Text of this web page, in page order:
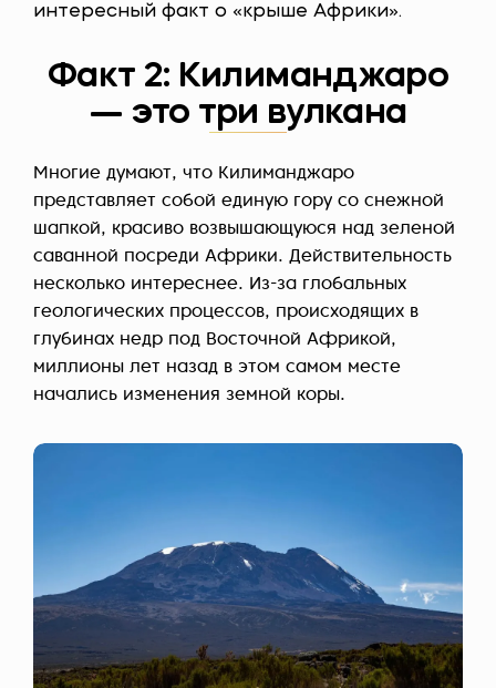
интересный факт о «крыше Африки».
Факт 2: Килиманджаро
— это три вулкана
Многие думают, что Килиманджаро
представляет собой единую гору со снежной
шапкой, красиво возвышающуюся над зеленой
саванной посреди Африки. Действительность
несколько интереснее. Из-за глобальных
геологических процессов, происходящих в
глубинах недр под Восточной Африкой,
миллионы лет назад в этом самом месте
начались изменения земной коры.